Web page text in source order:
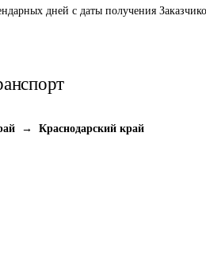
дней с даты получения
→ Краснодарский край